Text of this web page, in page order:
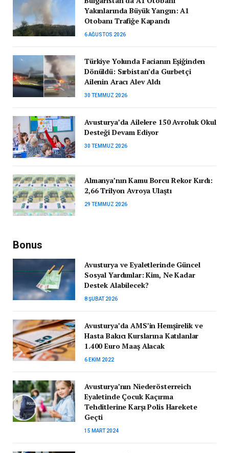
Yakınlarında Büyük Yangın: A1
Otobanı Trafiğe Kapandı
6 AĞUSTOS 2026
Türkiye Yolunda Facianın Eşiğinden
Dönüldü: Sırbistan’da Gurbetçi
Ailenin Aracı Alev Aldı
30 TEMMUZ 2026
Avusturya’da Ailelere 150 Avroluk Okul
Desteği Devam Ediyor
30 TEMMUZ 2026
Almanya’nın Kamu Borcu Rekor Kırdı:
2,66 Trilyon Avroya Ulaştı
29 TEMMUZ 2026
Bonus
Avusturya ve Eyaletlerinde Güncel
Sosyal Yardımlar: Kim, Ne Kadar
Destek Alabilecek?
8 ŞUBAT 2026
Avusturya’da AMS’in Hemşirelik ve
Hasta Bakıcı Kurslarına Katılanlar
1.400 Euro Maaş Alacak
6 EKIM 2022
Avusturya’nın Niederösterreich
Eyaletinde Çocuk Kaçırma
Tehditlerine Karşı Polis Harekete
Geçti
15 MART 2024